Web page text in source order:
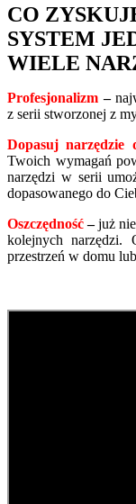
CO
SYSTEM
WIELE
Profesjonalizm–
z serii stworzonej z
Dopasuj narzędzie
Twoich wymagań
narzędzi w serii
dopasowanego do
Oszczędność–już nie
kolejnych narzędzi.
przestrzeń w domu